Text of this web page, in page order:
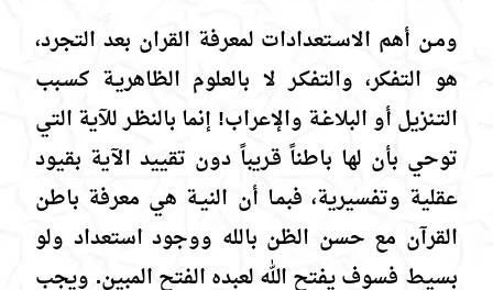
ومـن أهم الاسـتعدادات لمعرفة القران بعد التجرد،
هو التفكر، والتفكـر لا بالعلوم الظاهريـة كسـبب
التـنزيل أو البلاغـة والإعراب! إنما بالنظـر للآية التي
توحي بأن لها باطناً قـريباً دون تقييد الآية بقيود
عقلية وتفسيرية، فبمـا أن النيـة هي معرفة باطن
القرآن مع حسن الظن بالله ووجود استعداد ولو
بسيط فسوف يفتح الله لعبده الفتح المبين. ويجب